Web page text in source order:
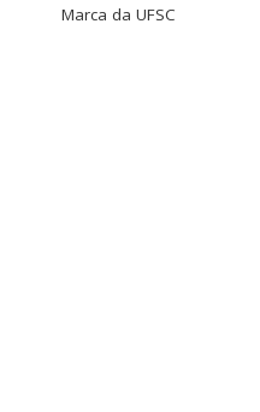
Marca da UFSC